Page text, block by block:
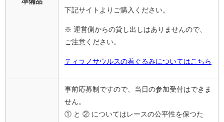
下記サイトよりご購入ください。
※ 運営側からの貸し出しはありませんので、
ご注意ください。
ティラノサウルスの着ぐるみについて​はこちら
事前応募制ですので、当日の参加受付はできま
せん。
① と ② についてはレースの公平性を保つた